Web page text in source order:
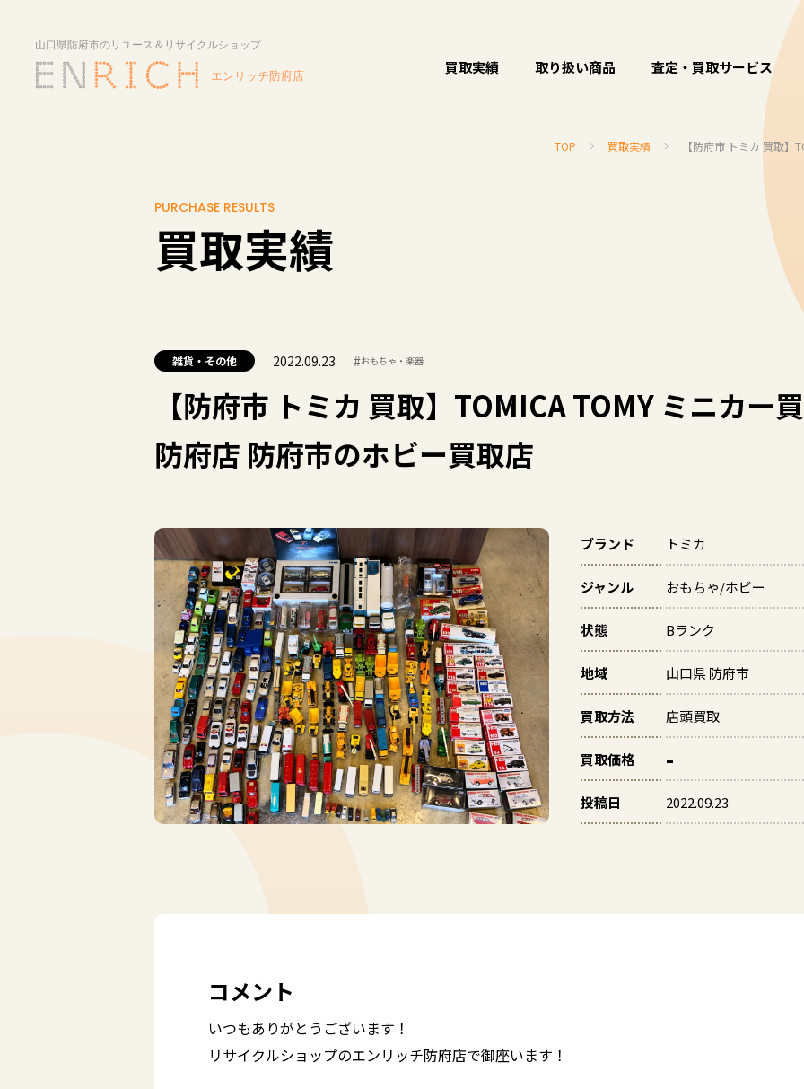
買取実績 取り扱い商品 査定・買取サービス
TOP 買取実績 【防府市 トミカ 買取
PURCHASE RESULTS
買取実績
雑貨・その他 2022.09.23 #おもちゃ・楽器
【防府市 トミカ 買取】TOMICA TOMY ミニカー
防府店 防府市のホビー買取店
ブランド トミカ
ジャンル おもちゃ/ホビー
状態 Bランク
地域 山口県 防府市
買取方法 店頭買取
買取価格 -
投稿日 2022.09.23
コメント
いつもありがとうございます！
リサイクルショップのエンリッチ防府店で御座います！